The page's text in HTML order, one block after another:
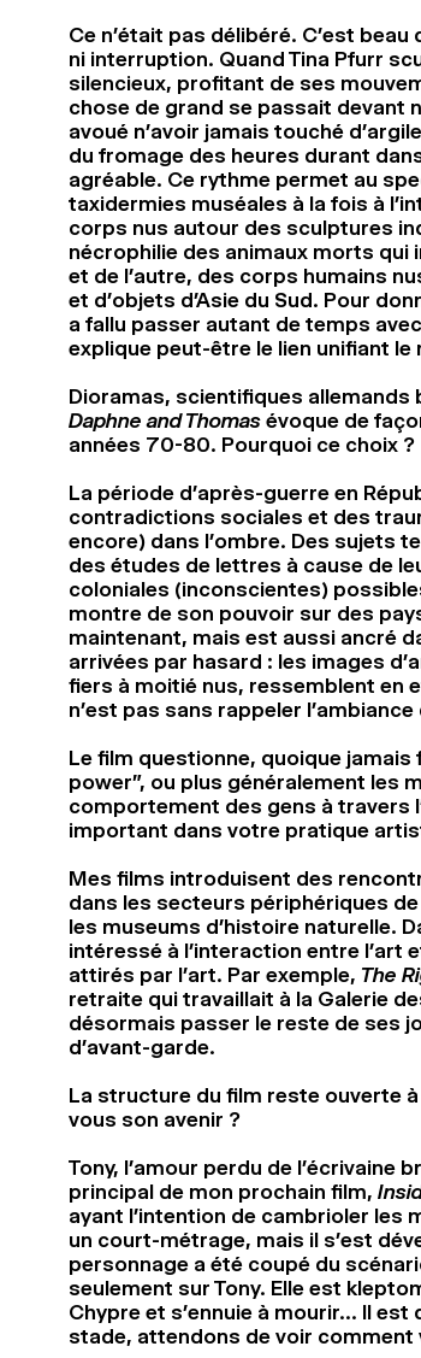
Ce n’était pas délibéré. C’est
ni interruption. Quand Tina Pfurr
silencieux, profitant de ses
chose de grand se passait devant
avoué n’avoir jamais touché
du fromage des heures durant
agréable. Ce rythme permet au
taxidermies muséales à la fois à
corps nus autour des sculptures
nécrophilie des animaux morts qui
et de l’autre, des corps humains
et d’objets d’Asie du Sud. Pour
a fallu passer autant de temps
explique peut-être le lien unifiant
Dioramas, scientifiques allemands
Daphne and Thomasévoque de
années 70-80. Pourquoi ce choix ?
La période d’après-guerre en
contradictions sociales et des
encore) dans l’ombre. Des sujets
des études de lettres à cause de
coloniales (inconscientes)
montre de son pouvoir sur des
maintenant, mais est aussi ancré
arrivées par hasard : les images
fiers à moitié nus, ressemblent en
n’est pas sans rappeler
Le film questionne, quoique
power”, ou plus généralement les
comportement des gens à travers
important dans votre pratique
Mes films introduisent des
dans les secteurs périphériques
les museums d’histoire naturelle.
intéressé à l’interaction entre l’art
attirés par l’art. Par exemple, The
retraite qui travaillait à la Galerie
désormais passer le reste de ses
d’avant-garde.
La structure du film reste ouverte
vous son avenir ?
Tony, l’amour perdu de
principal de mon prochain film,
ayant l’intention de cambrioler les
un court-métrage, mais il s’est
personnage a été coupé du
seulement sur Tony. Elle est
Chypre et s’ennuie à mourir… Il
stade, attendons de voir